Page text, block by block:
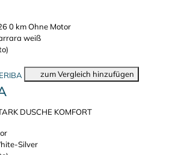
0 kmOhne Motor
weiß
zum Vergleich hinzufügen
DUSCHE KOMFORT
Silver